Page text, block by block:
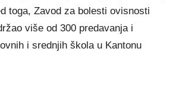
toga, Zavod za bolesti ovisnosti
više od 300 predavanja i
i srednjih škola u Kantonu